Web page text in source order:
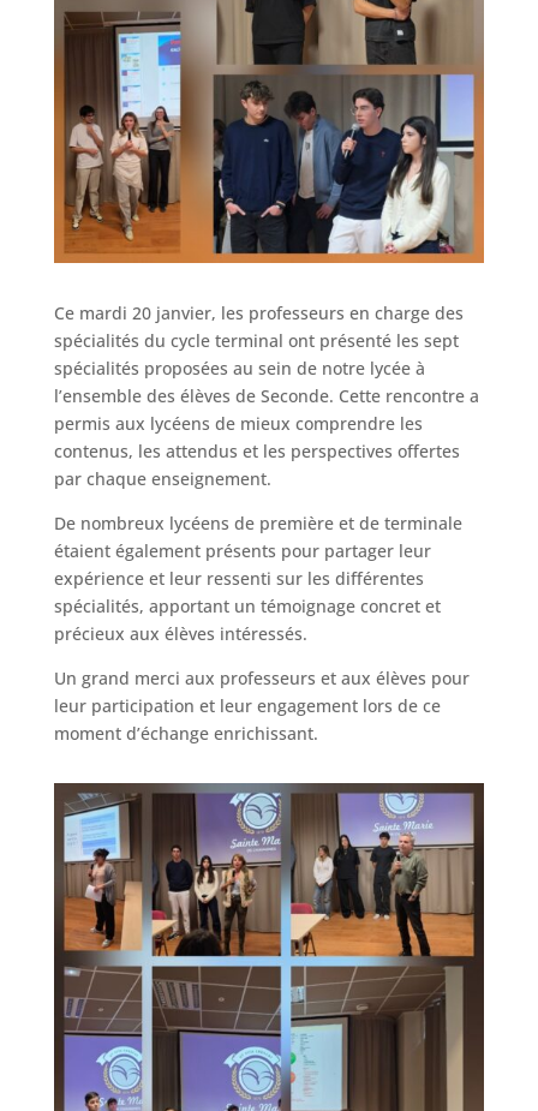
Ce mardi 20 janvier, les professeurs en charge des
spécialités du cycle terminal ont présenté les sept
spécialités proposées au sein de notre lycée à
l’ensemble des élèves de Seconde. Cette rencontre a
permis aux lycéens de mieux comprendre les
contenus, les attendus et les perspectives offertes
par chaque enseignement.
De nombreux lycéens de première et de terminale
étaient également présents pour partager leur
expérience et leur ressenti sur les différentes
spécialités, apportant un témoignage concret et
précieux aux élèves intéressés.
Un grand merci aux professeurs et aux élèves pour
leur participation et leur engagement lors de ce
moment d’échange enrichissant.